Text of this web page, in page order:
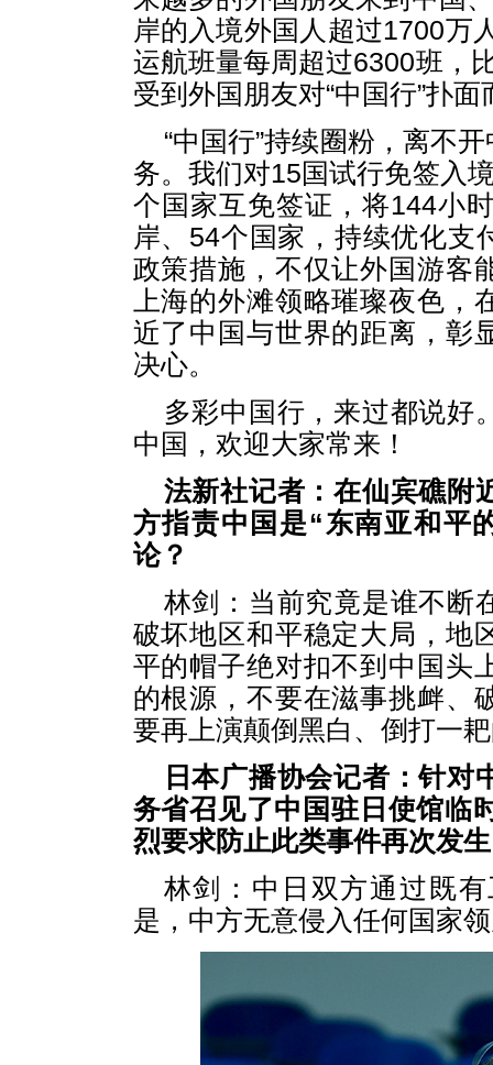
岸的入境外国人超过1700万
运航班量每周超过6300班，
受到外国朋友对“中国行”扑
“中国行”持续圈粉，离不
务。我们对15国试行免签入
个国家互免签证，将144小
岸、54个国家，持续优化
政策措施，不仅让外国游客
上海的外滩领略璀璨夜色
近了中国与世界的距离，彰
决心。
多彩中国行，来过都说好
中国，欢迎大家常来！
法新社记者：在仙宾礁附
方指责中国是“东南亚和平
论？
林剑： 当前究竟是谁不断
破坏地区和平稳定大局，地
平的帽子绝对扣不到中国头
的根源，不要在滋事挑衅、
要再上演颠倒黑白、倒打一
日本广播协会记者：针对
务省召见了中国驻日使馆临
烈要求防止此类事件再次发
林剑： 中日双方通过既
是，中方无意侵入任何国家